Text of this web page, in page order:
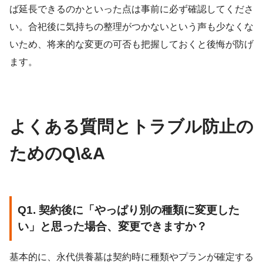
ば延長できるのかといった点は事前に必ず確認してくださ
い。合祀後に気持ちの整理がつかないという声も少なくな
いため、将来的な変更の可否も把握しておくと後悔が防げ
ます。
よくある質問とトラブル防止の
ためのQ\&A
Q1. 契約後に「やっぱり別の種類に変更した
い」と思った場合、変更できますか？
基本的に、永代供養墓は契約時に種類やプランが確定する